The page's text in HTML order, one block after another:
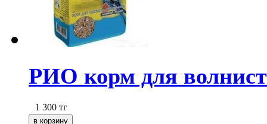
РИО корм для
1 300 тг